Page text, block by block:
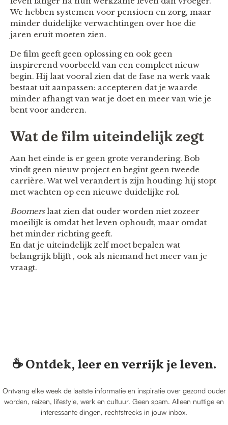
We hebben systemen voor pensioen en zorg, maar
minder duidelijke verwachtingen over hoe die
jaren eruit moeten zien.
De film geeft geen oplossing en ook geen
inspirerend voorbeeld van een compleet nieuw
begin. Hij laat vooral zien dat de fase na werk vaak
bestaat uit aanpassen: accepteren dat je waarde
minder afhangt van wat je doet en meer van wie je
bent voor anderen.
Wat de film uiteindelijk zegt
Aan het einde is er geen grote verandering. Bob
vindt geen nieuw project en begint geen tweede
carrière. Wat wel verandert is zijn houding: hij stopt
met wachten op een nieuwe duidelijke rol.
Boomerslaat zien dat ouder worden niet zozeer
moeilijk is omdat het leven ophoudt, maar omdat
het minder richting geeft.
En dat je uiteindelijk zelf moet bepalen wat
belangrijk blijft , ook als niemand het meer van je
vraagt.
☕️ Ontdek, leer en verrijk je leven.
Ontvang elke week de laatste informatie en inspiratie over gezond ouder
worden, reizen, lifestyle, werk en cultuur. Geen spam. Alleen nuttige en
interessante dingen, rechtstreeks in jouw inbox.